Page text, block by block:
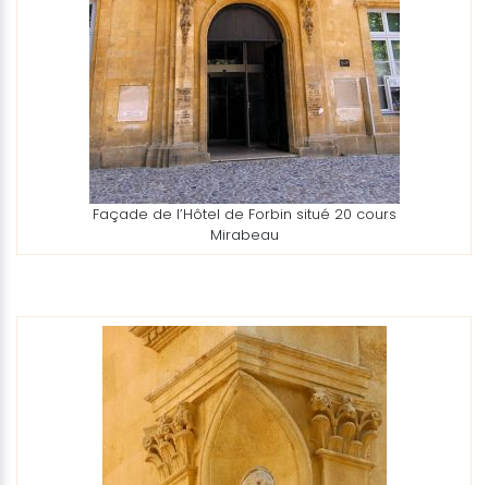
Façade de l’Hôtel de Forbin situé 20 cours
Mirabeau